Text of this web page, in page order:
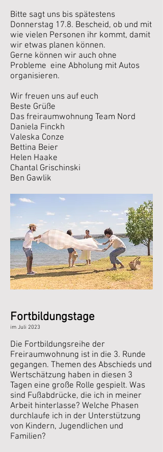
Bitte sagt uns bis spätestens
Donnerstag 17.8. Bescheid, ob und mit
wie vielen Personen ihr kommt, damit
wir etwas planen können.
Gerne können wir auch ohne
Probleme eine Abholung mit Autos
organisieren.
Wir freuen uns auf euch
Beste Grüße
Das freiraumwohnung Team Nord
Daniela Finckh
Valeska Conze
Bettina Beier
Helen Haake
Chantal Grischinski
Ben Gawlik
Fortbildungstage
im Juli 2023
Die Fortbildungsreihe der
Freiraumwohnung ist in die 3. Runde
gegangen. Themen des Abschieds und
Wertschätzung haben in diesen 3
Tagen eine große Rolle gespielt. Was
sind Fußabdrücke, die ich in meiner
Arbeit hinterlasse? Welche Phasen
durchlaufe ich in der Unterstützung
von Kindern, Jugendlichen und
Familien?